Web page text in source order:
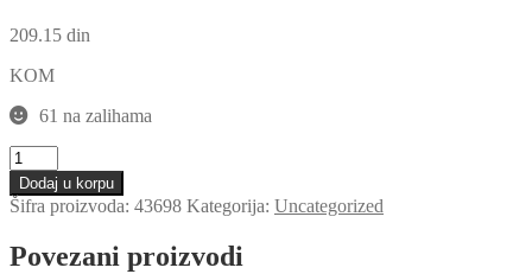
209.15 din
KOM
61 na zalihama
Caura
PSM
162025
A51
SKF
Dodaj u korpu
Šifra proizvoda: 43698 Kategorija: Uncategorized
Povezani proizvodi